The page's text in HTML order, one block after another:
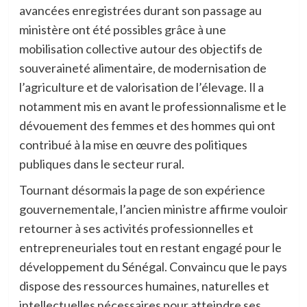
avancées enregistrées durant son passage au
ministère ont été possibles grâce à une
mobilisation collective autour des objectifs de
souveraineté alimentaire, de modernisation de
l’agriculture et de valorisation de l’élevage. Il a
notamment mis en avant le professionnalisme et le
dévouement des femmes et des hommes qui ont
contribué à la mise en œuvre des politiques
publiques dans le secteur rural.
Tournant désormais la page de son expérience
gouvernementale, l’ancien ministre affirme vouloir
retourner à ses activités professionnelles et
entrepreneuriales tout en restant engagé pour le
développement du Sénégal. Convaincu que le pays
dispose des ressources humaines, naturelles et